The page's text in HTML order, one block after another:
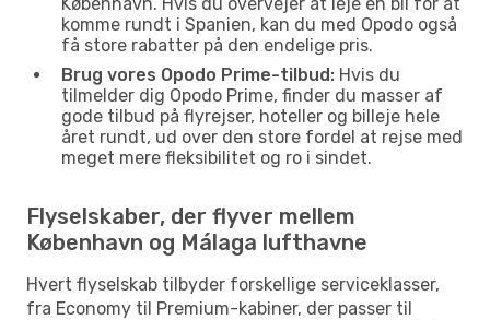
komme rundt i Spanien, kan du med Opodo også
få store rabatter på den endelige pris.
Brug vores Opodo Prime-tilbud: Hvis du
tilmelder dig Opodo Prime, finder du masser af
gode tilbud på flyrejser, hoteller og billeje hele
året rundt, ud over den store fordel at rejse med
meget mere fleksibilitet og ro i sindet.
Flyselskaber, der flyver mellem
København og Málaga lufthavne
Hvert flyselskab tilbyder forskellige serviceklasser,
fra Economy til Premium-kabiner, der passer til